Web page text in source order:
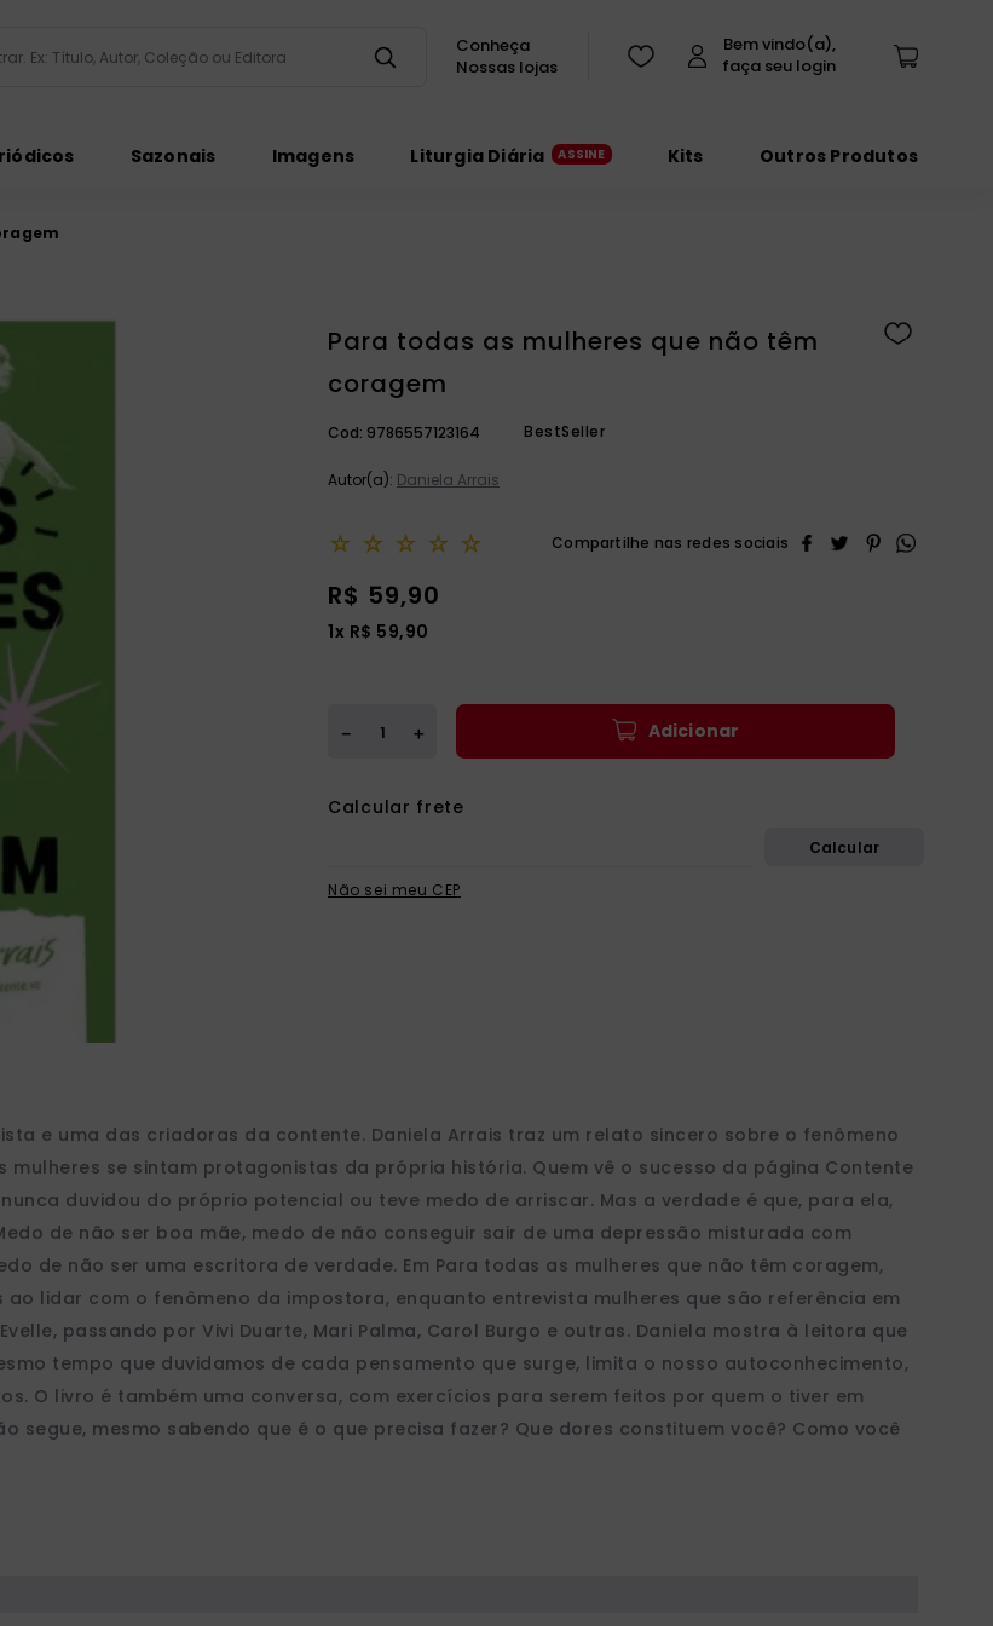
Conheça
Nossas lojas
Sazonais Imagens Liturgia Diária Kits Outros Produtos
Para todas as mulheres que não têm
coragem
Cod: 9786557123164 BestSeller
Autor(a): Daniela Arrais
☆ ☆ ☆ ☆ ☆
R$ 59,90
1x R$ 59,90
＋
－ Adicionar
Não sei meu CEP
e uma das criadoras da contente. Daniela Arrais traz um relato sincero sobre o fenômeno
se sintam protagonistas da própria história. Quem vê o sucesso da página Contente
duvidou do próprio potencial ou teve medo de arriscar. Mas a verdade é que, para ela,
de não ser boa mãe, medo de não conseguir sair de uma depressão misturada com
de não ser uma escritora de verdade. Em Para todas as mulheres que não têm coragem,
lidar com o fenômeno da impostora, enquanto entrevista mulheres que são referência em
passando por Vivi Duarte, Mari Palma, Carol Burgo e outras. Daniela mostra à leitora que
tempo que duvidamos de cada pensamento que surge, limita o nosso autoconhecimento,
O livro é também uma conversa, com exercícios para serem feitos por quem o tiver em
segue, mesmo sabendo que é o que precisa fazer? Que dores constituem você? Como você